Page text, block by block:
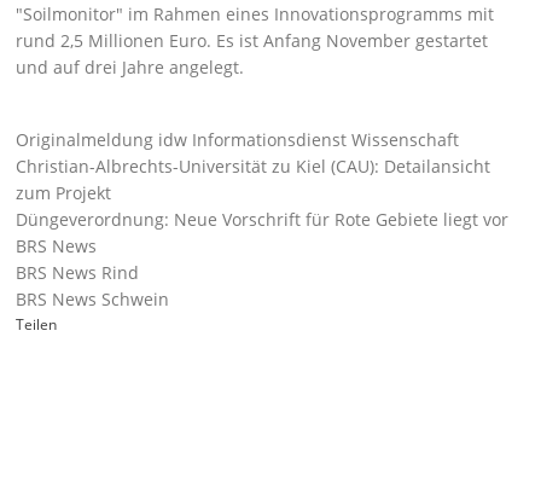
Soilmonitor im Rahmen eines Innovationsprogramms mit
rund 2,5 Millionen Euro. Es ist Anfang November gestartet
und auf drei Jahre angelegt.
Originalmeldung idw Informationsdienst Wissenschaft
Christian-Albrechts-Universität zu Kiel (CAU): Detailansicht
zum Projekt
Düngeverordnung: Neue Vorschrift für Rote Gebiete liegt vor
BRS News
BRS News Rind
BRS News Schwein
Teilen